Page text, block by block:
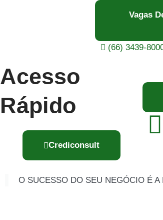
Vagas
(66) 3439-
Acesso
Rápido
Crediconsult
O SUCESSO DO SEU NEGÓCIO É A